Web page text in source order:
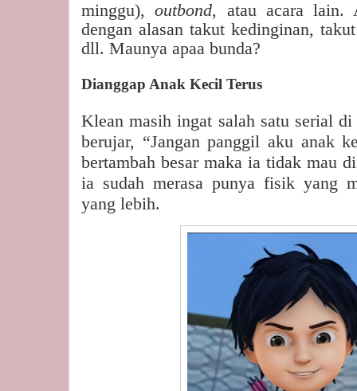
minggu),outbond, atau acara lain.
dengan alasan takut kedinginan,
dll. Maunya apaa bunda?
Dianggap Anak Kecil Terus
Klean masih ingat salah satu serial
berujar, “Jangan panggil aku anak
bertambah besar maka ia tidak mau
ia sudah merasa punya fisik yang
yang lebih.